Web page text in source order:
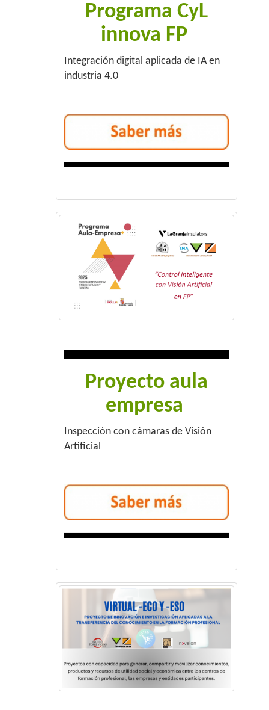
Programa CyL
innova FP
Integración digital aplicada de IA en
industria 4.0
Proyecto aula
empresa
Inspección con cámaras de Visión
Artificial